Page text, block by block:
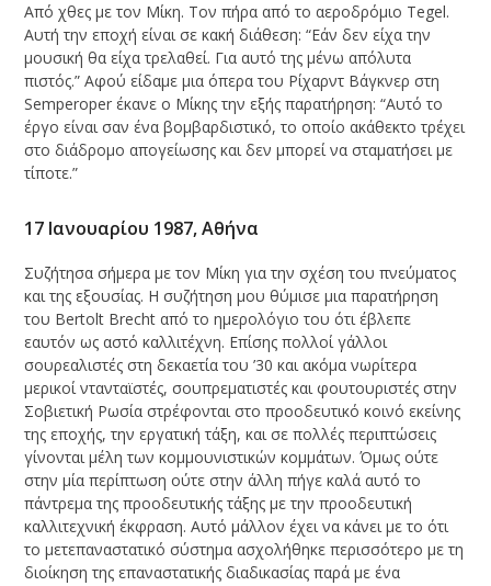
Από χθες με τον Μίκη. Τον πήρα από το αεροδρόμιο Τegel.
Αυτή την εποχή είναι σε κακή διάθεση: “Εάν δεν είχα την
μουσική θα είχα τρελαθεί. Για αυτό της μένω απόλυτα
πιστός.” Αφού είδαμε μια όπερα του Ρίχαρντ Βάγκνερ στη
Semperoper έκανε ο Μίκης την εξής παρατήρηση: “Αυτό το
έργο είναι σαν ένα βομβαρδιστικό, το οποίο ακάθεκτο τρέχει
στο διάδρομο απογείωσης και δεν μπορεί να σταματήσει με
τίποτε.”
17 Iανουαρίου 1987, Αθήνα
Συζήτησα σήμερα με τον Μίκη για την σχέση του πνεύματος
και της εξουσίας. Η συζήτηση μου θύμισε μια παρατήρηση
του Bertolt Brecht από το ημερολόγιο του ότι έβλεπε
εαυτόν ως αστό καλλιτέχνη. Επίσης πολλοί γάλλοι
σουρεαλιστές στη δεκαετία του ’30 και ακόμα νωρίτερα
μερικοί ντανταϊστές, σουπρεματιστές και φουτουριστές στην
Σοβιετική Ρωσία στρέφονται στο προοδευτικό κοινό εκείνης
της εποχής, την εργατική τάξη, και σε πολλές περιπτώσεις
γίνονται μέλη των κομμουνιστικών κομμάτων. Όμως ούτε
στην μία περίπτωση ούτε στην άλλη πήγε καλά αυτό το
πάντρεμα της προοδευτικής τάξης με την προοδευτική
καλλιτεχνική έκφραση. Αυτό μάλλον έχει να κάνει με το ότι
το μετεπαναστατικό σύστημα ασχολήθηκε περισσότερο με τη
διοίκηση της επαναστατικής διαδικασίας παρά με ένα